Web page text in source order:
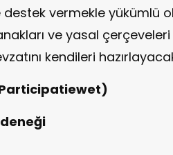
vermekle yükümlü
ve yasal
kendileri